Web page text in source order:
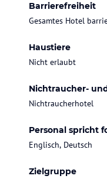
Barrierefreiheit
Gesamtes Hotel
Haustiere
Nicht erlaubt
Nichtraucher-
Nichtraucherhotel
Personal spricht
Englisch, Deutsch
Zielgruppe